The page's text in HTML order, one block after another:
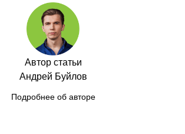
Автор статьи
Андрей Буйлов
Подробнее об авторе